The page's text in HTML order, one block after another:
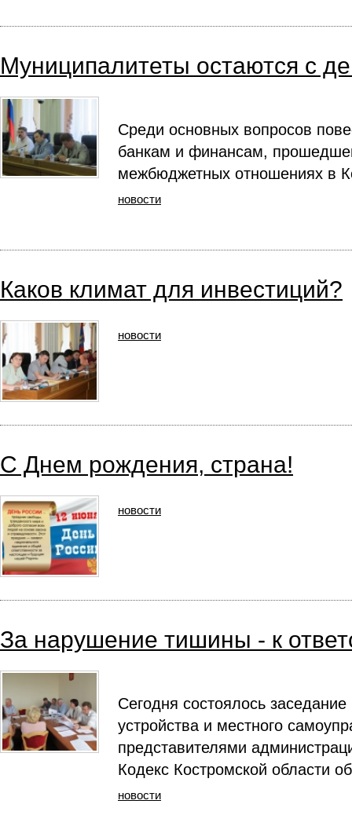
Муниципалитеты остаются с
Среди основных вопросов
банкам и финансам,
межбюджетных отношениях в
новости
Каков климат для инвестиций?
новости
С Днем рождения, страна!
новости
За нарушение тишины - к
Сегодня состоялось
устройства и местного
представителями
Кодекс Костромской области
новости